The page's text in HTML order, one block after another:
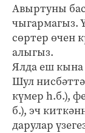
Авыртуны
чыгармагыз.
сөртер өчен
алыгыз.
Ялда еш кына
Шул
күмер һ.б.),
б.), эч
дарулар